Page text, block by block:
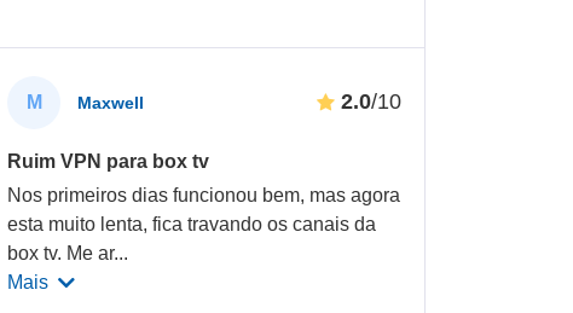
M Maxwell 2.0/10
Ruim VPN para box tv
Nos primeiros dias funcionou bem, mas agora
esta muito lenta, fica travando os canais da
box tv. Me ar...
Mais